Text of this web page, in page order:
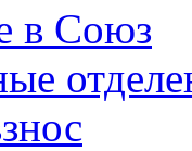
в Союз